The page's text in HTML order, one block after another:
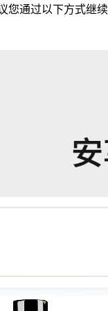
您通过以下方式继